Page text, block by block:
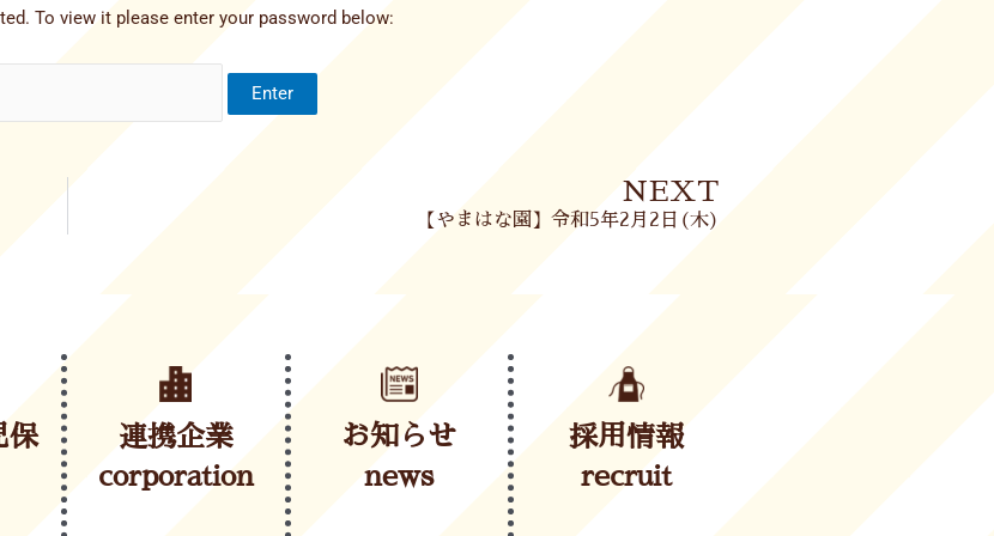
To view it please enter your password below:
NEXT
【やまはな園】令和5年2月2日(木)
保
連携企業
corporation
お知らせ
news
採用情報
recruit